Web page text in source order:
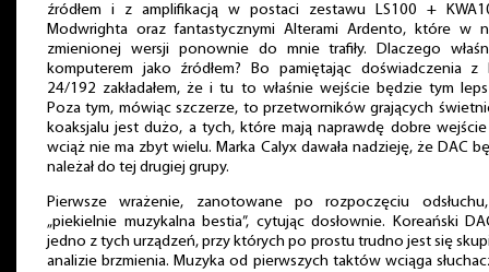
źródłem i z amplifikacją w postaci zestawu LS100 +
Modwrighta oraz fantastycznymi Alterami Ardento, które w
zmienionej wersji ponownie do mnie trafiły. Dlaczego
komputerem jako źródłem? Bo pamiętając doświadczenia z
24/192 zakładałem, że i tu to właśnie wejście będzie tym
Poza tym, mówiąc szczerze, to przetworników grających
koaksjalu jest dużo, a tych, które mają naprawdę dobre wejście
wciąż nie ma zbyt wielu. Marka Calyx dawała nadzieję, że DAC
należał do tej drugiej grupy.
Pierwsze wrażenie, zanotowane po rozpoczęciu
„piekielnie muzykalna bestia”, cytując dosłownie. Koreański
jedno z tych urządzeń, przy których po prostu trudno jest się
analizie brzmienia. Muzyka od pierwszych taktów wciąga